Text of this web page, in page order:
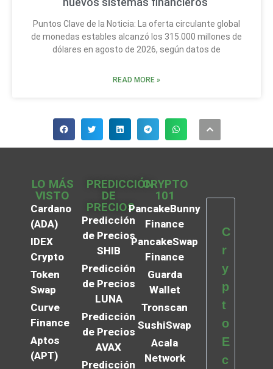
Puntos Clave de la Noticia: La oferta circulante global
de monedas estables alcanzó los 315.000 millones de
dólares en agosto de 2026, según datos de
READ MORE »
LO MÁS
VISTO
Cardano
(ADA)
IDEX
Crypto
Token
Swap
Curve
Finance
Aptos
(APT)
PREDICCIÓN
DE
PRECIOS
Predicción
de Precios
SHIB
Predicción
de Precios
LUNA
Predicción
de Precios
AVAX
Predicción
CRYPTO
101
PancakeBunny
Finance
PancakeSwap
Finance
Guarda
Wallet
Tronscan
SushiSwap
Acala
Network
C
r
y
p
t
o
E
c